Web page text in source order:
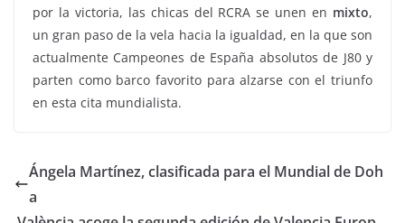
por la victoria, las chicas del RCRA se unen en mixto,
un gran paso de la vela hacia la igualdad, en la que son
actualmente Campeones de España absolutos de J80 y
parten como barco favorito para alzarse con el triunfo
en esta cita mundialista.
Ángela Martínez, clasificada para el Mundial de Doh
a